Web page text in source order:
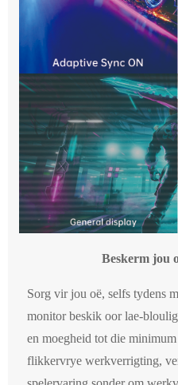
Beskerm jou
Sorg vir jou oë, selfs tydens
monitor beskik oor lae-
en moegheid tot die
flikkervrye werkverrigting,